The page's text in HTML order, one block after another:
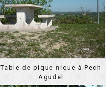
Table de pique-nique à Pech
Agudel